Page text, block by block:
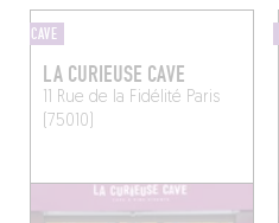
CAVE
LA CURIEUSE CAVE
11 Rue de la Fidélité Paris
(75010)